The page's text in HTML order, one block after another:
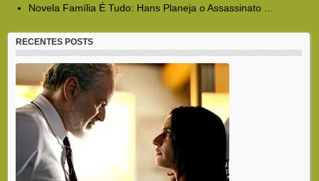
Novela Família É Tudo: Hans Planeja o Assassinato ...
RECENTES POSTS